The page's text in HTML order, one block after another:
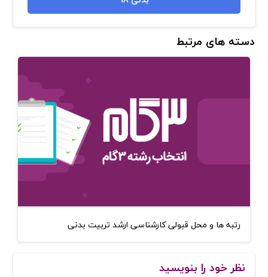
دسته های مرتبط
رتبه ها و محل قبولی کارشناسی ارشد تربیت بدنی
نظر خود را بنویسید